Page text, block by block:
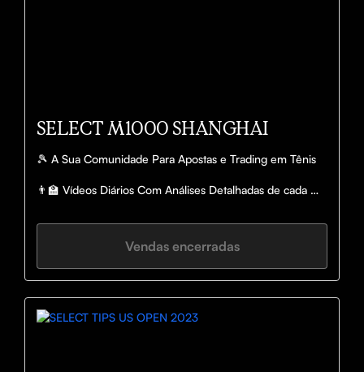
SELECT M1000 SHANGHAI
🎾 A Sua Comunidade Para Apostas e Trading em Tênis
👨‍🏫 Vídeos Diários Com Análises Detalhadas de cada
🎯 Tips
Vendas encerradas